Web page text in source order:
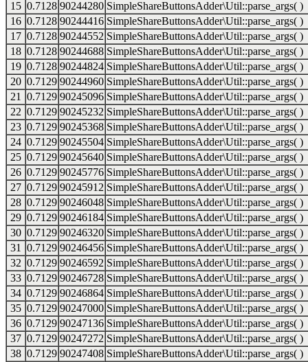
15 0.7128 90244280 SimpleShareButtonsAdder\Util::parse_args( )
16 0.7128 90244416 SimpleShareButtonsAdder\Util::parse_args( )
17 0.7128 90244552 SimpleShareButtonsAdder\Util::parse_args( )
18 0.7128 90244688 SimpleShareButtonsAdder\Util::parse_args( )
19 0.7128 90244824 SimpleShareButtonsAdder\Util::parse_args( )
20 0.7129 90244960 SimpleShareButtonsAdder\Util::parse_args( )
21
0.7129 90245096 SimpleShareButtonsAdder\Util::parse_args( )
22 0.7129 90245232 SimpleShareButtonsAdder\Util::parse_args( )
23 0.7129 90245368 SimpleShareButtonsAdder\Util::parse_args( )
24 0.7129 90245504 SimpleShareButtonsAdder\Util::parse_args( )
25 0.7129 90245640 SimpleShareButtonsAdder\Util::parse_args( )
26 0.7129 90245776 SimpleShareButtonsAdder\Util::parse_args( )
27 0.7129 90245912 SimpleShareButtonsAdder\Util::parse_args( )
28 0.7129 90246048 SimpleShareButtonsAdder\Util::parse_args( )
29 0.7129 90246184 SimpleShareButtonsAdder\Util::parse_args( )
30 0.7129 90246320 SimpleShareButtonsAdder\Util::parse_args( )
31
0.7129 90246456 SimpleShareButtonsAdder\Util::parse_args( )
32 0.7129 90246592 SimpleShareButtonsAdder\Util::parse_args( )
33 0.7129 90246728 SimpleShareButtonsAdder\Util::parse_args( )
34 0.7129 90246864 SimpleShareButtonsAdder\Util::parse_args( )
35 0.7129 90247000 SimpleShareButtonsAdder\Util::parse_args( )
36 0.7129 90247136 SimpleShareButtonsAdder\Util::parse_args( )
37 0.7129 90247272 SimpleShareButtonsAdder\Util::parse_args( )
38 0.7129 90247408 SimpleShareButtonsAdder\Util::parse_args( )